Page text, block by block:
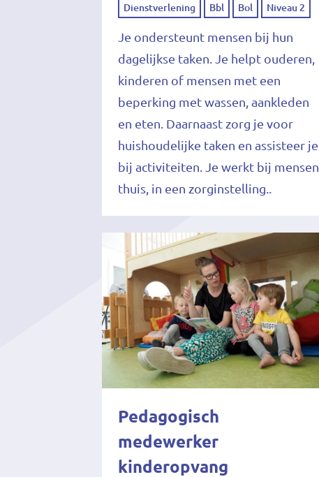
Dienstverlening Bbl Bol Niveau 2
Je ondersteunt mensen bij hun
dagelijkse taken. Je helpt ouderen,
kinderen of mensen met een
beperking met wassen, aankleden
en eten. Daarnaast zorg je voor
huishoudelijke taken en assisteer je
bij activiteiten. Je werkt bij mensen
thuis, in een zorginstelling..
Pedagogisch
medewerker
kinderopvang